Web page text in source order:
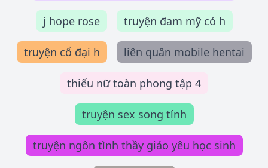
j hope rose truyện đam mỹ có h
truyện cổ đại h liên quân mobile hentai
thiếu nữ toàn phong tập 4
truyện sex song tính
truyện ngôn tình thầy giáo yêu học sinh